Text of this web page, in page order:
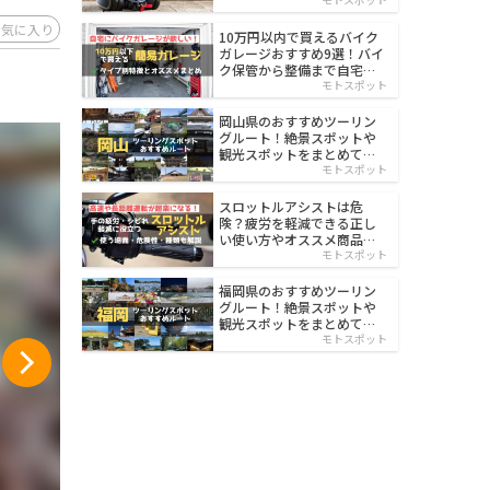
に入り
10万円以内で買えるバイク
ガレージおすすめ9選！バイ
ク保管から整備まで自宅で
モトスポット
岡山県のおすすめツーリン
グルート！絶景スポットや
観光スポットをまとめて紹
モトスポット
スロットルアシストは危
険？疲労を軽減できる正し
い使い方やオススメ商品を
モトスポット
福岡県のおすすめツーリン
グルート！絶景スポットや
観光スポットをまとめて紹
モトスポット